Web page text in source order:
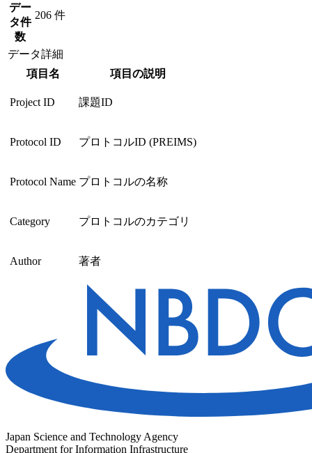
デー
タ件
数
206 件
データ詳細
項目名
項目の説明
Project ID 課題ID
Protocol ID プロトコルID (PREIMS)
Protocol Name プロトコルの名称
Category プロトコルのカテゴリ
Author 著者
Japan Science and Technology Agency
Department for Information Infrastructure